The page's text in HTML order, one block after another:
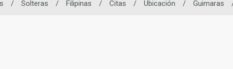
/ Solteras / Filipinas / Citas / Ubicación / Guimaras